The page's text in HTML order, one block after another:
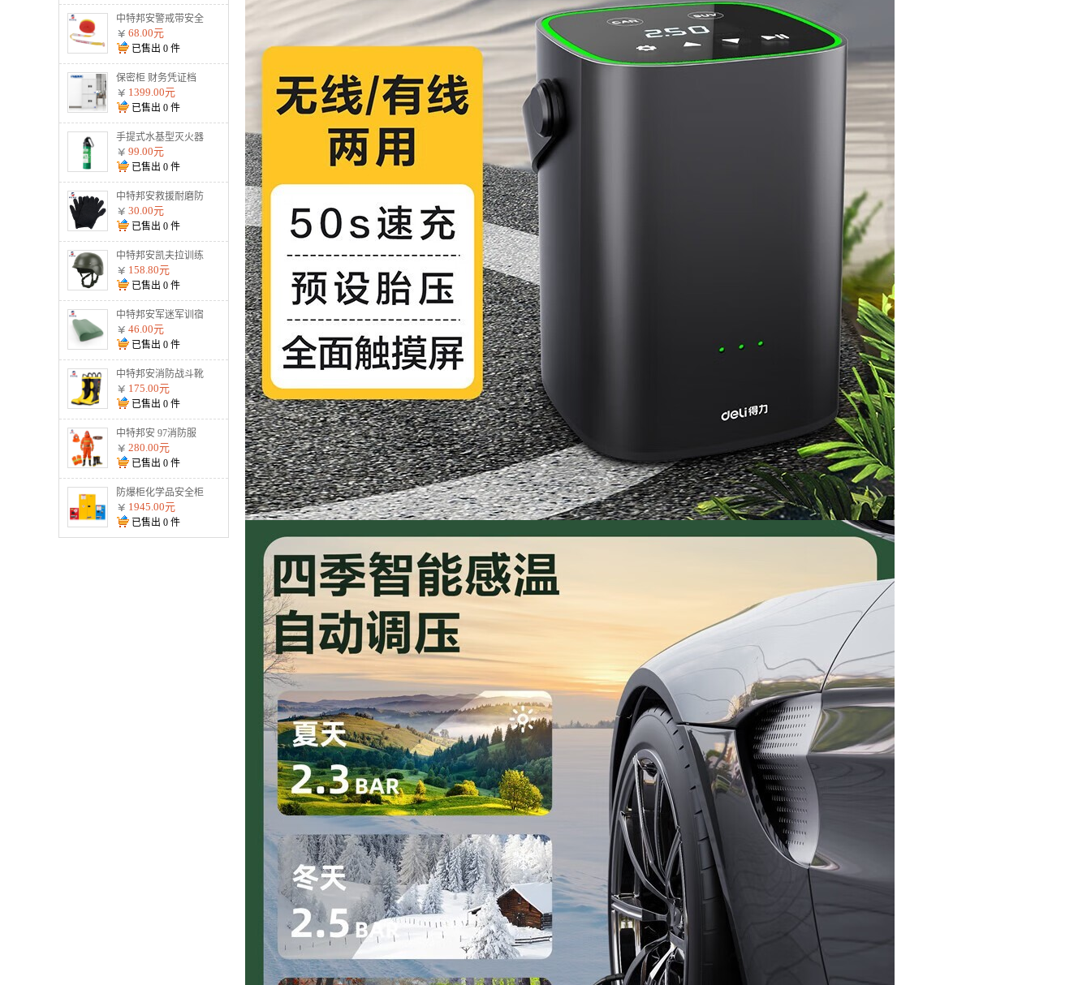
中特邦安警戒带安全
隔离警示线交通警示
带涤 盒装125米加厚
款警戒线
68.00元
已售出 0 件
保密柜 财务凭证档
案柜文件柜智能资料
柜 通双节暗斗 电子
密码款
1399.00元
已售出 0 件
手提式水基型灭火器
MSJ900 900ml水基
99.00元
已售出 0 件
中特邦安救援耐磨防
割手套战术防护钢丝
金属用品黑色2根钢
丝 加强防割手套
30.00元
已售出 0 件
中特邦安凯夫拉训练
盔战术防暴户外安全
头盔 900g标准训练
盔（不防弹）
158.80元
已售出 0 件
中特邦安军迷军训宿
舍整理内务用品 枕
头
46.00元
已售出 0 件
中特邦安消防战斗靴
防护水鞋耐高温防火
扑火抢险救援02式
02款消防靴
175.00元
已售出 0 件
中特邦安 97消防服
全套 防火服五件套
森林战斗防护服 97
消防服五件套纯棉阻
燃款
280.00元
已售出 0 件
防爆柜化学品安全柜
存放柜易燃易爆危化
品储存柜酒精双锁试
剂柜油漆防火防爆箱
45加仑黄色
1945.00元
已售出 0 件